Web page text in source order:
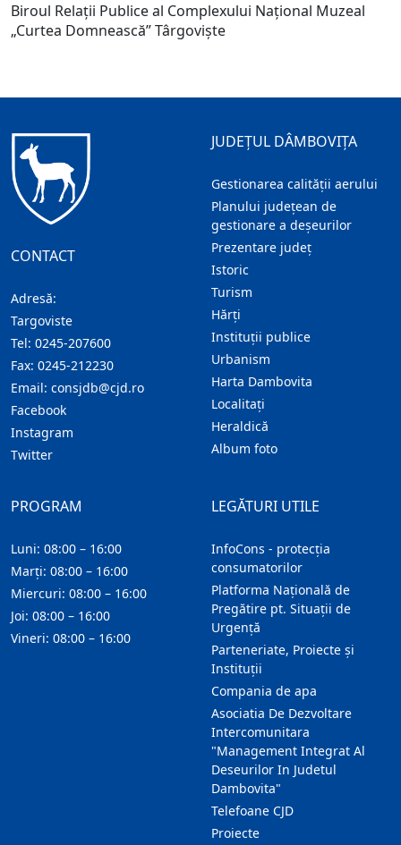
Biroul Relații Publice al Complexului Național Muzeal
„Curtea Domnească” Târgoviște
CONTACT
Adresă:
Targoviste
Tel: 0245-207600
Fax: 0245-212230
Email: consjdb@cjd.ro
Facebook
Instagram
Twitter
JUDEȚUL DÂMBOVIȚA
Gestionarea calității aerului
Planului județean de
gestionare a deșeurilor
Prezentare judeţ
Istoric
Turism
Hărţi
Instituţii publice
Urbanism
Harta Dambovita
Localitaţi
Heraldică
Album foto
LEGĂTURI UTILE
InfoCons - protecția
consumatorilor
Platforma Națională de
Pregătire pt. Situații de
Urgență
Parteneriate, Proiecte și
Instituții
Compania de apa
Asociatia De Dezvoltare
Intercomunitara
"Management Integrat Al
Deseurilor In Judetul
Dambovita"
Telefoane CJD
Proiecte
PROGRAM
Luni: 08:00 – 16:00
Marți: 08:00 – 16:00
Miercuri: 08:00 – 16:00
Joi: 08:00 – 16:00
Vineri: 08:00 – 16:00